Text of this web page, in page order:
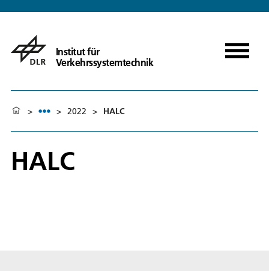
Institut für
Verkehrssystemtechnik
> > 2022 > HALC
HALC